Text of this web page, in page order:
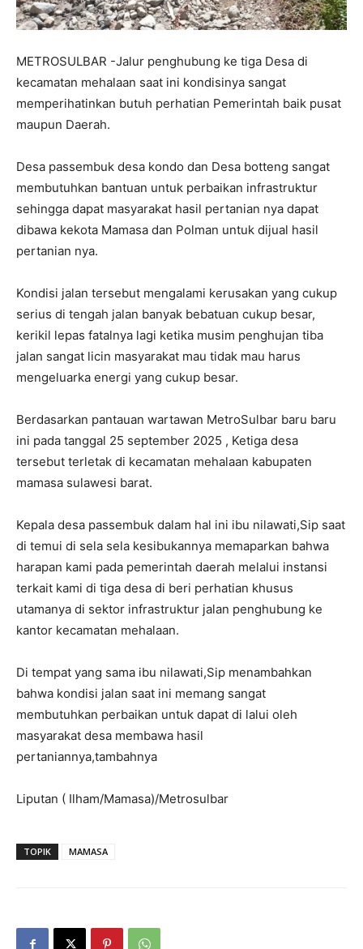
METROSULBAR -Jalur penghubung ke tiga Desa di
kecamatan mehalaan saat ini kondisinya sangat
memperihatinkan butuh perhatian Pemerintah baik pusat
maupun Daerah.
Desa passembuk desa kondo dan Desa botteng sangat
membutuhkan bantuan untuk perbaikan infrastruktur
sehingga dapat masyarakat hasil pertanian nya dapat
dibawa kekota Mamasa dan Polman untuk dijual hasil
pertanian nya.
Kondisi jalan tersebut mengalami kerusakan yang cukup
serius di tengah jalan banyak bebatuan cukup besar,
kerikil lepas fatalnya lagi ketika musim penghujan tiba
jalan sangat licin masyarakat mau tidak mau harus
mengeluarka energi yang cukup besar.
Berdasarkan pantauan wartawan MetroSulbar baru baru
ini pada tanggal 25 september 2025 , Ketiga desa
tersebut terletak di kecamatan mehalaan kabupaten
mamasa sulawesi barat.
Kepala desa passembuk dalam hal ini ibu nilawati,Sip saat
di temui di sela sela kesibukannya memaparkan bahwa
harapan kami pada pemerintah daerah melalui instansi
terkait kami di tiga desa di beri perhatian khusus
utamanya di sektor infrastruktur jalan penghubung ke
kantor kecamatan mehalaan.
Di tempat yang sama ibu nilawati,Sip menambahkan
bahwa kondisi jalan saat ini memang sangat
membutuhkan perbaikan untuk dapat di lalui oleh
masyarakat desa membawa hasil
pertaniannya,tambahnya
Liputan ( Ilham/Mamasa)/Metrosulbar
TOPIK MAMASA